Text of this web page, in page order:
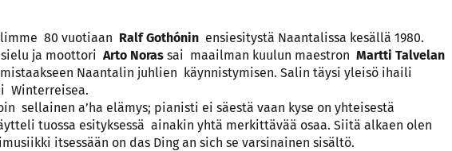
80 vuotiaan RalfGothónin ensiesitystä Naantalissa kesällä 1980.
ja moottori Arto Noras sai maailman kuulun maestron Martti Talvelan
Naantalin juhlien käynnistymisen. Salin täysi yleisö ihaili
Winterreisea.
sellainen a’ha elämys; pianisti ei säestä vaan kyse on yhteisestä
tuossa esityksessä ainakin yhtä merkittävää osaa. Siitä alkaen olen
itsessään on das Ding an sich se varsinainen sisältö.